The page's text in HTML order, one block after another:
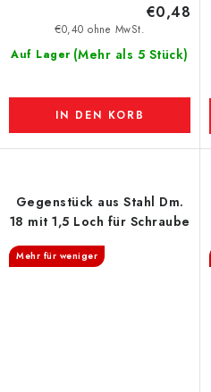
Auf Lager (Mehr als 5 Stück)
€0,40 ohne MwSt.
€0,48
IN DEN KORB
Gegenstück aus Stahl Dm.
18 mit 1,5 Loch für Schraube
Mehr für weniger